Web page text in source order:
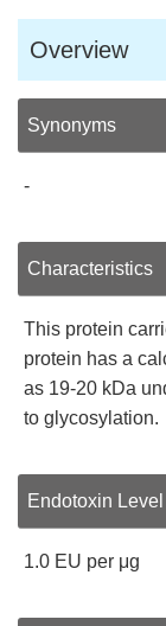
Overview
Synonyms
-
Characteristics
This protein
protein has a
as 19-20 kDa
to glycosylation.
Endotoxin Level
1.0 EU per μg